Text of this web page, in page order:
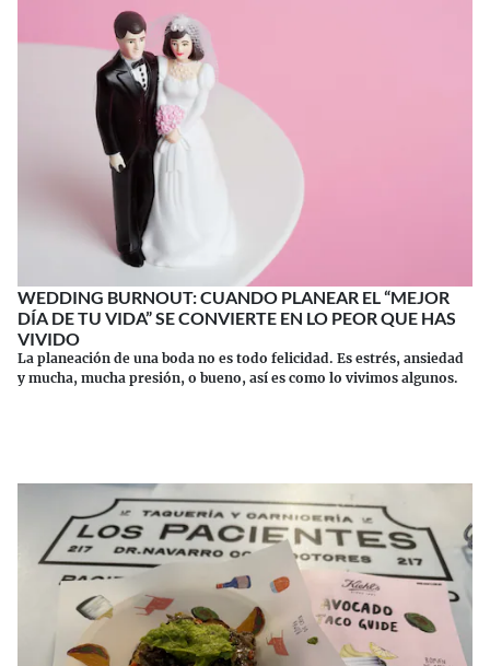
WEDDING BURNOUT: CUANDO PLANEAR EL “MEJOR
DÍA DE TU VIDA” SE CONVIERTE EN LO PEOR QUE HAS
VIVIDO
La planeación de una boda no es todo felicidad. Es estrés, ansiedad
y mucha, mucha presión, o bueno, así es como lo vivimos algunos.